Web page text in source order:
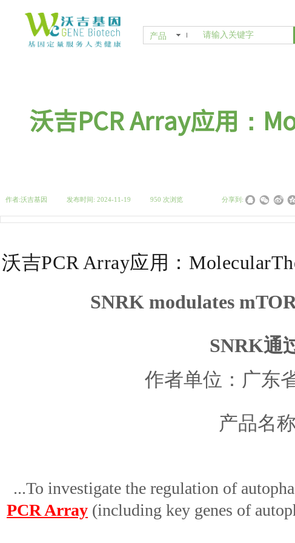
产品
沃吉PCR Array应用：
作者:沃吉基因 发布时间: 2024-11-19 950 次浏览 分享到:
沃吉PCR Array应用：
SNRK modulates
SNRK通
作者单位：广东
产品名
...To investigate the regulation of
PCR Array (including key genes of